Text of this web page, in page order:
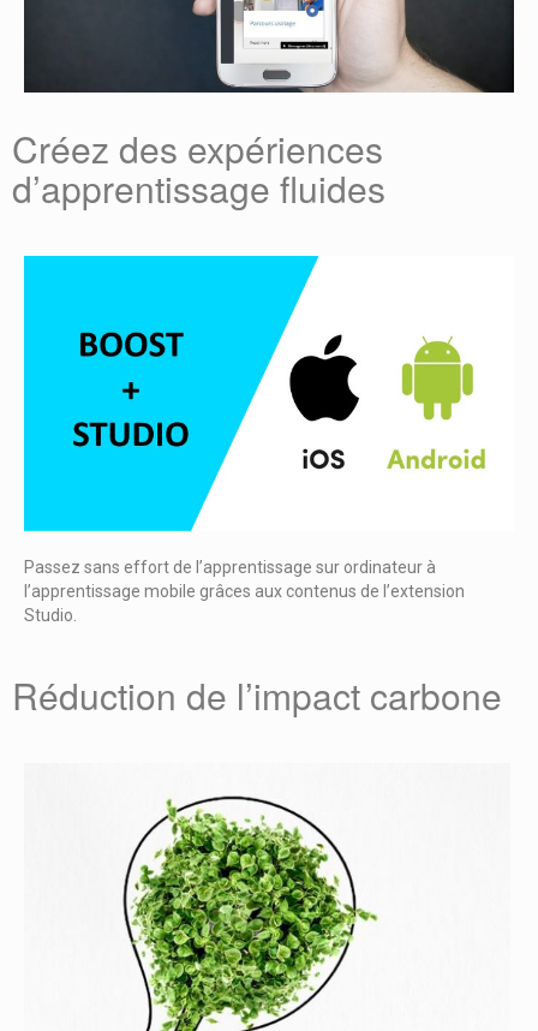
Créez des expériences
d’apprentissage fluides
Passez sans effort de l’apprentissage sur ordinateur à
l’apprentissage mobile grâces aux contenus de l’extension
Studio.
Réduction de l’impact carbone